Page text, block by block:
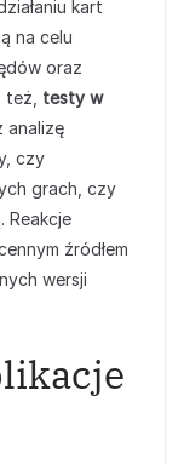
kart
na celu
oraz
testy w
analizę
czy
grach, czy
Reakcje
źródłem
wersji